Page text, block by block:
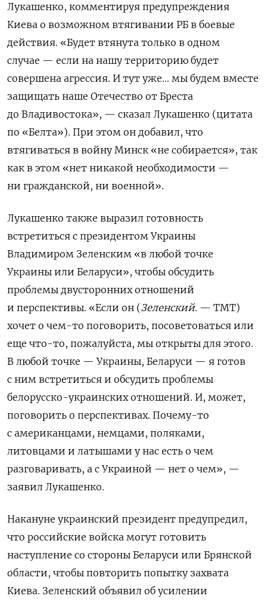
Лукашенко, комментируя предупреждения
Киева о возможном втягивании РБ в боевые
действия. «Будет втянута только в одном
случае — если на нашу территорию будет
совершена агрессия. И тут уже… мы будем вместе
защищать наше Отечество от Бреста
до Владивостока», — сказал Лукашенко (цитата
по «Белта»). При этом он добавил, что
втягиваться в войну Минск «не собирается», так
как в этом «нет никакой необходимости —
ни гражданской, ни военной».
Лукашенко также выразил готовность
встретиться с президентом Украины
Владимиром Зеленским «в любой точке
Украины или Беларуси», чтобы обсудить
проблемы двусторонних отношений
и перспективы. «Если он (Зеленский. — ТМТ)
хочет о чем-то поговорить, посоветоваться или
еще что-то, пожалуйста, мы открыты для этого.
В любой точке — Украины, Беларуси — я готов
с ним встретиться и обсудить проблемы
белорусско-украинских отношений. И, может,
поговорить о перспективах. Почему-то
с американцами, немцами, поляками,
литовцами и латышами у нас есть о чем
разговаривать, а с Украиной — нет о чем», —
заявил Лукашенко.
Накануне украинский президент предупредил,
что российские войска могут готовить
наступление со стороны Беларуси или Брянской
области, чтобы повторить попытку захвата
Киева. Зеленский объявил об усилении